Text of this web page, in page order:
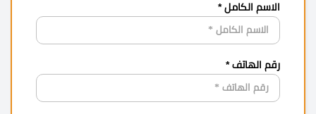
الاسم الكامل *
رقم الهاتف *